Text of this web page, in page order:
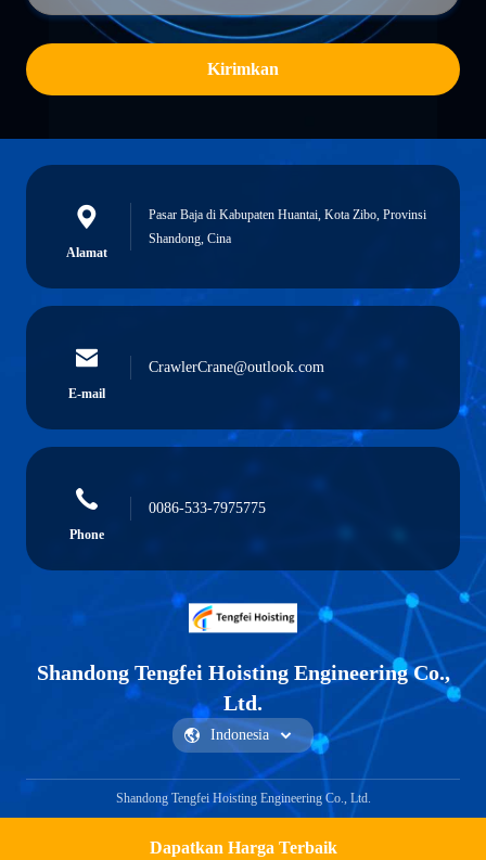
Dapatkan Harga Terbaik
Kirimkan
Alamat
Pasar Baja di Kabupaten Huantai, Kota Zibo, Provinsi
Shandong, Cina
E-mail
CrawlerCrane@outlook.com
Phone
0086-533-7975775
Shandong Tengfei Hoisting Engineering Co.,
Ltd.
Shandong Tengfei Hoisting Engineering Co., Ltd.
Get a Quote